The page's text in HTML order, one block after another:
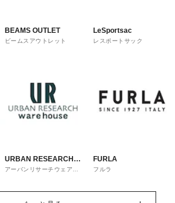
BEAMS OUTLET
ビームスアウトレット
LeSportsac
レスポートサック
URBAN RESEARCH
ware house
アーバンリサーチウェアハ
FURLA
フルラ